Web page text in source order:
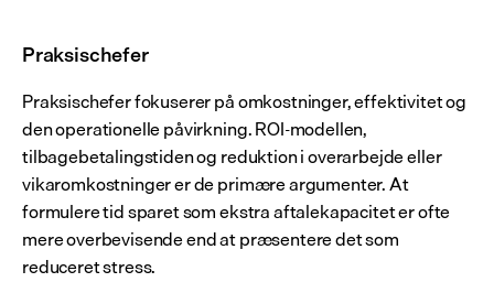
Praksischefer
Praksischefer fokuserer på omkostninger, effektivitet og
den operationelle påvirkning. ROI-modellen,
tilbagebetalingstiden og reduktion i overarbejde eller
vikaromkostninger er de primære argumenter. At
formulere tid sparet som ekstra aftalekapacitet er ofte
mere overbevisende end at præsentere det som
reduceret stress.